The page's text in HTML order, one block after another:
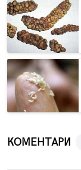
КОМЕНТАРИ